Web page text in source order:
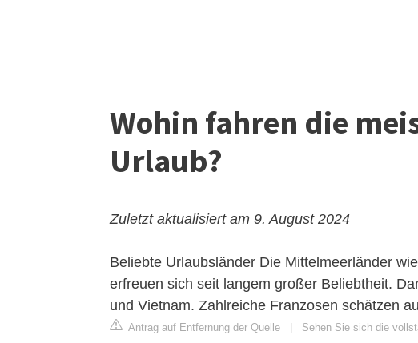
Wohin fahren die
Urlaub?
Zuletzt aktualisiert am 9. August 2024
Beliebte Urlaubsländer Die Mittelmeerländer
erfreuen sich seit langem großer Beliebtheit.
und Vietnam. Zahlreiche Franzosen schätzen
Antrag auf Entfernung der Quelle Sehen Sie sich die